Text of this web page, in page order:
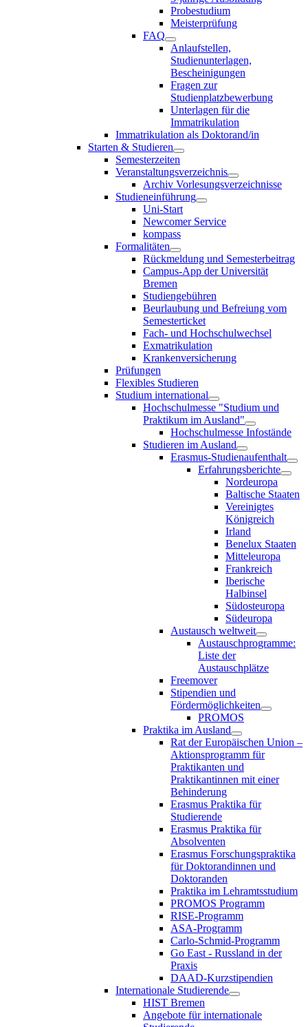
Probestudium
Meisterprüfung
FAQ
Anlaufstellen,
Studienunterlagen,
Bescheinigungen
Fragen zur
Studienplatzbewerbung
Unterlagen für die
Immatrikulation
Immatrikulation als Doktorand/in
Starten & Studieren
Semesterzeiten
Veranstaltungsverzeichnis
Archiv Vorlesungsverzeichnisse
Studieneinführung
Uni-Start
Newcomer Service
kompass
Formalitäten
Rückmeldung und Semesterbeitrag
Campus-App der Universität
Bremen
Studiengebühren
Beurlaubung und Befreiung vom
Semesterticket
Fach- und Hochschulwechsel
Exmatrikulation
Krankenversicherung
Prüfungen
Flexibles Studieren
Studium international
Hochschulmesse "Studium und
Praktikum im Ausland"
Hochschulmesse Infostände
Studieren im Ausland
Erasmus-Studienaufenthalt
Erfahrungsberichte
Nordeuropa
Baltische Staaten
Vereinigtes
Königreich
Irland
Benelux Staaten
Mitteleuropa
Frankreich
Iberische
Halbinsel
Südosteuropa
Südeuropa
Austausch weltweit
Austauschprogramme:
Liste der
Austauschplätze
Freemover
Stipendien und
Fördermöglichkeiten
PROMOS
Praktika im Ausland
Rat der Europäischen Union –
Aktionsprogramm für
Praktikanten und
Praktikantinnen mit einer
Behinderung
Erasmus Praktika für
Studierende
Erasmus Praktika für
Absolventen
Erasmus Forschungspraktika
für Doktorandinnen und
Doktoranden
Praktika im Lehramtsstudium
PROMOS Programm
RISE-Programm
ASA-Programm
Carlo-Schmid-Programm
Go East - Russland in der
Praxis
DAAD-Kurzstipendien
Internationale Studierende
HIST Bremen
Angebote für internationale